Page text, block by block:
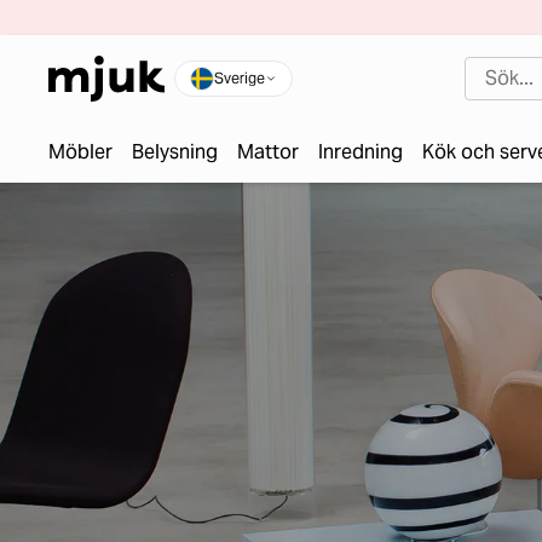
Sverige
Möbler Belysning Mattor Inredning Kök och